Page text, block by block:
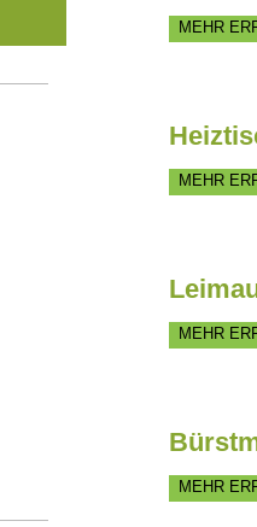
MEHR
MEHR
MEHR
MEHR